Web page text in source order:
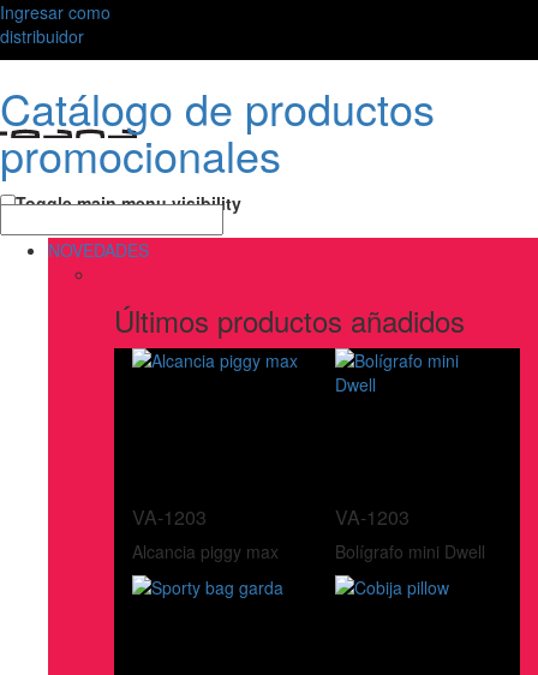
Ingresar como
distribuidor
Catálogo de productos
promocionales
Toggle main menu visibility
NOVEDADES
Últimos productos añadidos
VA-1203
Alcancia piggy max
VA-1203
Bolígrafo mini Dwell